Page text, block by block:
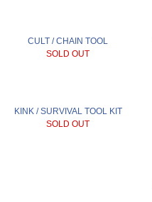
CULT / CHAIN TOOL
SOLD OUT
KINK / SURVIVAL TOOL KIT
SOLD OUT